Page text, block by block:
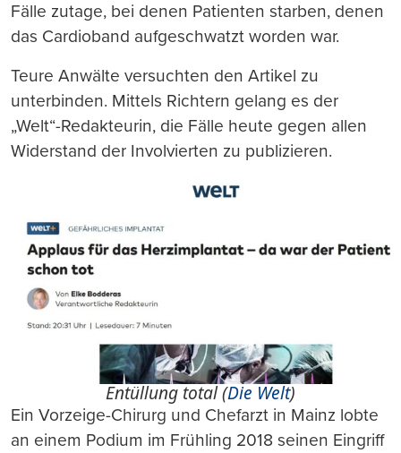
Fälle zutage, bei denen Patienten starben, denen
das Cardioband aufgeschwatzt worden war.
Teure Anwälte versuchten den Artikel zu
unterbinden. Mittels Richtern gelang es der
„Welt“-Redakteurin, die Fälle heute gegen allen
Widerstand der Involvierten zu publizieren.
Entüllung total (Die Welt)
Ein Vorzeige-Chirurg und Chefarzt in Mainz lobte
an einem Podium im Frühling 2018 seinen Eingriff